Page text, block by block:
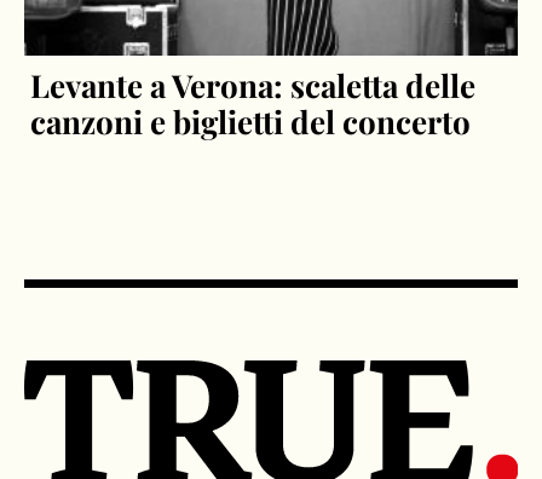
Levante a Verona: scaletta delle
canzoni e biglietti del concerto